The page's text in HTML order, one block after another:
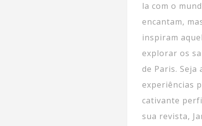
la com o
encantam,
inspiram
explorar os
de Paris. Seja
experiências
cativante
sua revista,